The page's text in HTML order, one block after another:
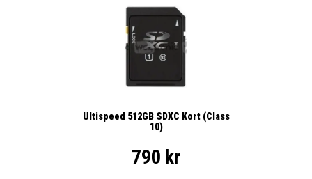
Ultispeed 512GB SDXC Kort (Class
10)
790 kr